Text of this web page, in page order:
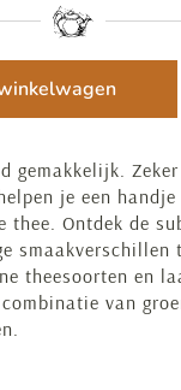
gemakkelijk.
je een
thee. Ontdek de
smaakverschillen
theesoorten en
van